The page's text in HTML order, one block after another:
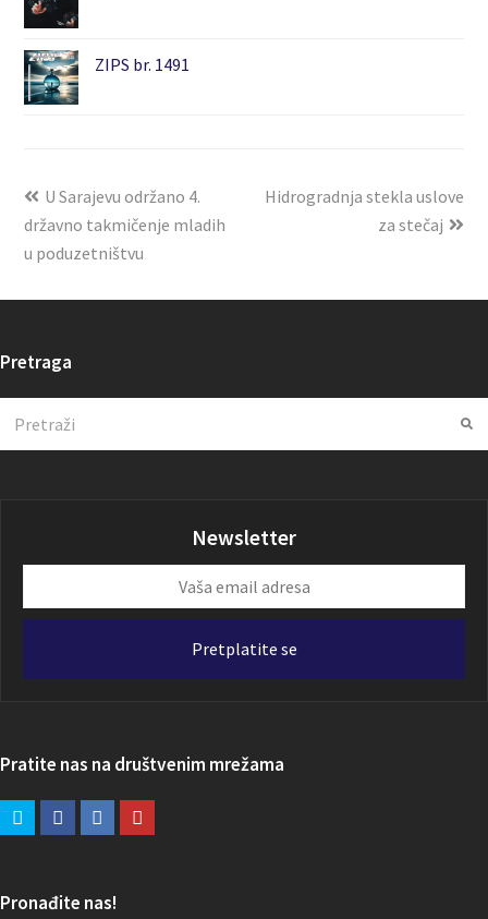
ZIPS br. 1491
U Sarajevu održano 4.
državno takmičenje mladih
u poduzetništvu
Hidrogradnja stekla uslove
za stečaj
Pretraga
Newsletter
email
Pretplatite se
Pratite nas na društvenim mrežama
Pronađite nas!